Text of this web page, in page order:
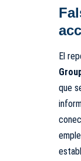
El
que